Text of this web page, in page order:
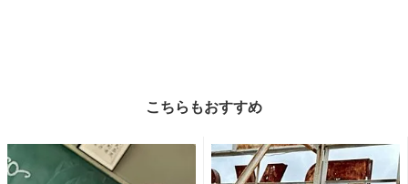
こちらもおすすめ